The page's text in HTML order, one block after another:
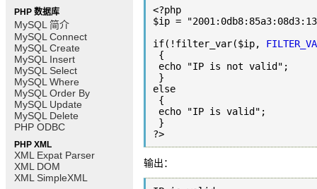
PHP 数据库
MySQL 简介
MySQL Connect
MySQL Create
MySQL Insert
MySQL Select
MySQL Where
MySQL Order By
MySQL Update
MySQL Delete
PHP ODBC
PHP XML
XML Expat Parser
XML DOM
XML SimpleXML
<?php
$ip =
if(!filter_var($ip,
else
?>
输出：